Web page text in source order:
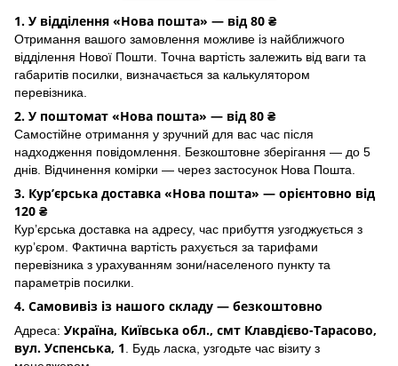
1. У відділення «Нова пошта» — від 80 ₴
Отримання вашого замовлення можливе із найближчого
відділення Нової Пошти. Точна вартість залежить від ваги та
габаритів посилки, визначається за калькулятором
перевізника.
2. У поштомат «Нова пошта» — від 80 ₴
Самостійне отримання у зручний для вас час після
надходження повідомлення. Безкоштовне зберігання — до 5
днів. Відчинення комірки — через застосунок Hoва Пошта.
3. Кур’єрська доставка «Нова пошта» — орієнтовно від
120 ₴
Кур’єрська доставка на адресу, час прибуття узгоджується з
кур’єром. Фактична вартість рахується за тарифами
перевізника з урахуванням зони/населеного пункту та
параметрів посилки.
4. Самовивіз із нашого складу — безкоштовно
Адреса: Україна, Київська обл., смт Клавдієво-Тарасово,
вул. Успенська, 1
. Будь ласка, узгодьте час візиту з